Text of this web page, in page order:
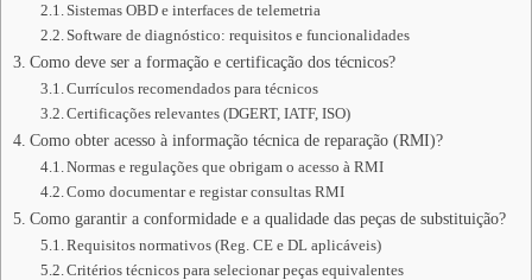
Sistemas OBD e interfaces de telemetria
Software de diagnóstico: requisitos e funcionalidades
Como deve ser a formação e certificação dos técnicos?
Currículos recomendados para técnicos
Certificações relevantes (DGERT, IATF, ISO)
Como obter acesso à informação técnica de reparação (RMI)?
Normas e regulações que obrigam o acesso à RMI
Como documentar e registar consultas RMI
Como garantir a conformidade e a qualidade das peças de substituição?
Requisitos normativos (Reg. CE e DL aplicáveis)
Critérios técnicos para selecionar peças equivalentes